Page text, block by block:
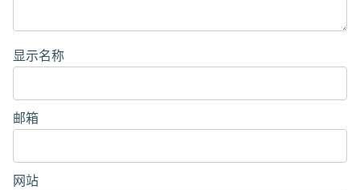
显示名称
邮箱
网站